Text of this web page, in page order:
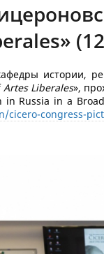
истории,
Artes Liberales»,
in Russia in a
cicero-congress-